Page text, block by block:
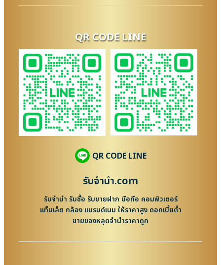
QR CODE LINE
QR CODE LINE
รับจํานํา.com
รับจำนำ รับซื้อ รับขายฝาก มือถือ คอมพิวเตอร์
แท็บเล็ต กล้อง แบรนด์เนม ให้ราคาสูง ดอกเบี้ยต่ำ
ขายของหลุดจำนำราคาถูก